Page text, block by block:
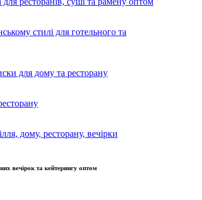
вечірок та кейтерингу оптом